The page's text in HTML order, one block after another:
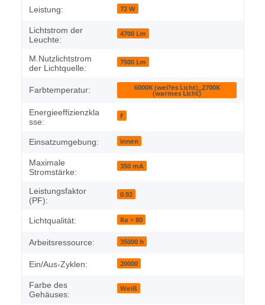
Produkteigenschaft
Wert
Leistung: 72 W
Lichtstrom der
Leuchte:
4700 Lm
M.Nutzlichtstrom
der Lichtquelle:
7500 Lm
Farbtemperatur: 6000K (wei?es Licht),,2700K
(warmes Licht)
Energieeffizienzkla
sse:
F
Einsatzumgebung: innen
Maximale
Stromstärke:
350 mA
Leistungsfaktor
(PF):
0.92
Lichtqualität: Ra > 80
Arbeitsressource: 35000 h
Ein/Aus-Zyklen: 20000
Farbe des
Gehäuses:
Weiß